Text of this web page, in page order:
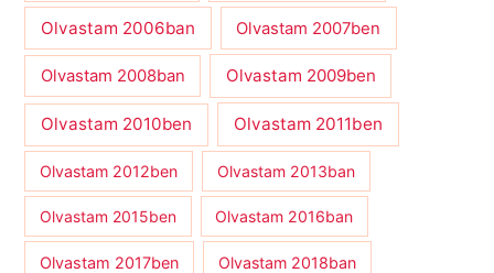
Olvastam 2006ban Olvastam 2007ben
Olvastam 2008ban Olvastam 2009ben
Olvastam 2010ben Olvastam 2011ben
Olvastam 2012ben Olvastam 2013ban
Olvastam 2015ben Olvastam 2016ban
Olvastam 2017ben Olvastam 2018ban